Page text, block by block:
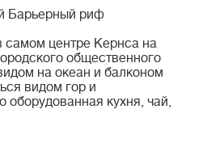
Барьерный риф
самом центре Кернса на
общественного
на океан и балконом
видом гор и
кухня, чай,